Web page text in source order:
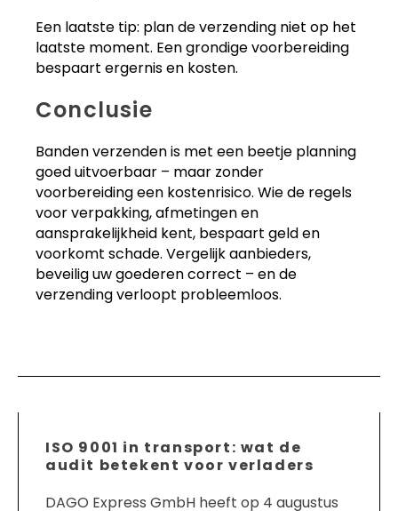
Een laatste tip: plan de verzending niet op het
laatste moment. Een grondige voorbereiding
bespaart ergernis en kosten.
Conclusie
Banden verzenden is met een beetje planning
goed uitvoerbaar – maar zonder
voorbereiding een kostenrisico. Wie de regels
voor verpakking, afmetingen en
aansprakelijkheid kent, bespaart geld en
voorkomt schade. Vergelijk aanbieders,
beveilig uw goederen correct – en de
verzending verloopt probleemloos.
ISO 9001 in transport: wat de
audit betekent voor verladers
DAGO Express GmbH heeft op 4 augustus